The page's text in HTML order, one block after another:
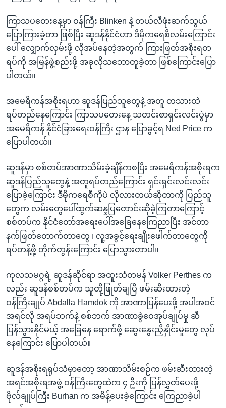
ကြာသပတေးနေ့မှာ ဝန်ကြီး Blinken နဲ့ တယ်လီဖုံးဆက်သွယ်
ပြောကြားခဲ့တာ ဖြစ်ပြီး ဆူဒန်နိုင်ငံဟာ ဒီမိုကရေစီလမ်းကြောင်း
ပေါ် လျှောက်လှမ်းဖို့ လိုအပ်နေတဲ့အတွက် ကြားဖြတ်အစိုးရတ
ရပ်ကို အမြန်ဖွဲ့စည်းဖို့ အခုလိုသဘောတူခဲ့တာ ဖြစ်ကြောင်းပြော
ပါတယ်။
အမေရိကန်အစိုးရဟာ ဆူဒန်ပြည်သူတွေနဲ့ အတူ တသားထဲ
ရပ်တည်နေကြောင်း ကြာသပတေးနေ့ သတင်းစာရှင်းလင်းပွဲမှာ
အမေရိကန် နိုင်ငံခြားရေးဝန်ကြီး ဌာန ပြောခွင့်ရ Ned Price က
ပြောပါတယ်။
ဆူဒန်မှာ စစ်တပ်အာဏာသိမ်းခဲ့ချိန်ကစပြီး အမေရိကန်အစိုးရက
ဆူဒန်ပြည်သူတွေနဲ့ အတူရပ်တည်ကြောင်း ရှင်းရှင်းလင်းလင်း
ပြောခဲ့ကြောင်း ဒီမိုကရေစီကိုပဲ လိုလားတယ်ဆိုတာကို ပြည်သူ
တွေက လမ်းတွေပေါ်ထွက်ဆန္ဒပြတောင်းဆိုခဲ့ကြတာကြောင့်
စစ်တပ်က နိုင်ငံတော်အရေးပေါ်အခြေနေကြေညာပြီး အင်တာ
နက်ဖြတ်တောက်တာတွေ ၊ လူ့အခွင့်ရေးချိုးဖေါက်တာတွေကို
ရပ်တန့်ဖို့ တိုက်တွန်းကြောင်း ပြောသွားတာပါ။
ကုလသမဂ္ဂရဲ့ ဆူဒန်ဆိုင်ရာ အထူးသံတမန် Volker Perthes က
လည်း ဆူဒန်စစ်တပ်က သူတို့ဖြုတ်ချပြီ ဖမ်းဆီးထားတဲ့
ဝန်ကြီးချုပ် Abdalla Hamdok ကို အာဏာပြန်ပေးဖို့ အပါအဝင်
အရင်လို အရပ်ဘက်နဲ့ စစ်ဘက် အာဏာခွဲဝေအုပ်ချုပ်မှု ဆီ
ပြန်သွားနိုင်မယ့် အခြေနေ ရောက်ဖို့ ဆွေးနွေးညှိနှိုင်းမှုတွေ လုပ်
နေကြောင်း ပြောပါတယ်။
ဆူဒန်အစိုးရရုပ်သံမှာတော့ အာဏာသိမ်းစဉ်က ဖမ်းဆီးထားတဲ့
အရင်အစိုးရအဖွဲ့ ဝန်ကြီးတွေထဲက ၄ ဦးကို ပြန်လွှတ်ပေးဖို့
ဗိုလ်ချုပ်ကြီး Burhan က အမိန့်ပေးခဲ့ကြောင်း ကြေညာခဲ့ပါ